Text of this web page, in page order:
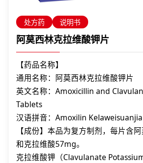
处方药 说明书
阿莫西林克拉维酸钾片
【药品名称】
通用名称：阿莫西林克拉维酸钾片
英文名称：Amoxicillin and
Tablets
汉语拼音：Amoxilin
【成份】本品为复方制剂，每片含
和克拉维酸57mg。
克拉维酸钾（Clavulanate